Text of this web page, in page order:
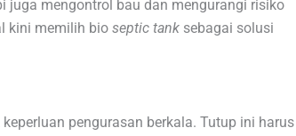
juga mengontrol bau dan mengurangi risiko
kini memilih bio septic tank sebagai solusi
pengurasan berkala. Tutup ini harus